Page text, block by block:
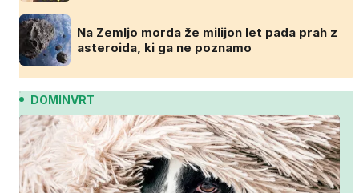
Na Zemljo morda že milijon let pada prah z
asteroida, ki ga ne poznamo
DOMINVRT